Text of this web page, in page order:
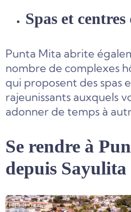
Spas et
Punta Mita abrite
nombre de complexes
qui proposent des spas
rajeunissants auxquels
adonner de temps à
Se rendre à
depuis Sayulita